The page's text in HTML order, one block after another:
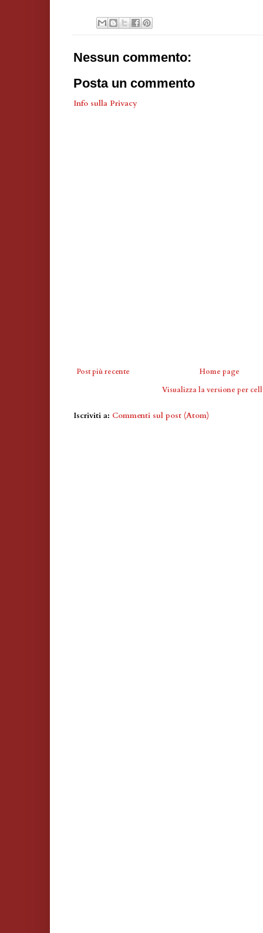
Nessun commento:
Posta un commento
Info sulla Privacy
Post più recente
Home page
Visualizza la versione per
Iscriviti a: Commenti sul post (Atom)